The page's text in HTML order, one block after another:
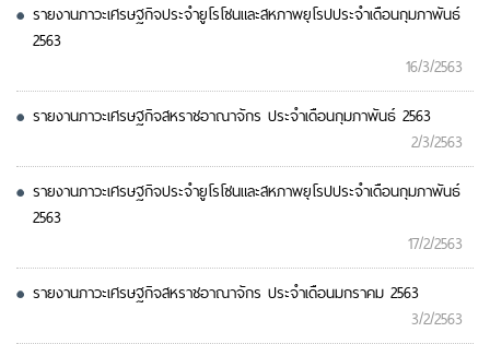
รายงานภาวะเศรษฐกิจประจำยูโรโซนและสหภาพยุโรปประจำเดือนกุมภาพันธ์
2563
16/3/2563
รายงานภาวะเศรษฐกิจสหราชอาณาจักร ประจำเดือนกุมภาพันธ์ 2563
2/3/2563
รายงานภาวะเศรษฐกิจประจำยูโรโซนและสหภาพยุโรปประจำเดือนกุมภาพันธ์
2563
17/2/2563
รายงานภาวะเศรษฐกิจสหราชอาณาจักร ประจำเดือนมกราคม 2563
3/2/2563